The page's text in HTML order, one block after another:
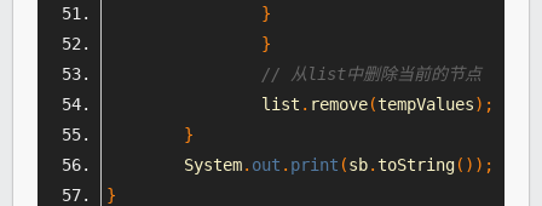
}
}
// 从list中删除当前的节点
		list
. remove(tempValues);
}
System. out . print (sb.toString());
}